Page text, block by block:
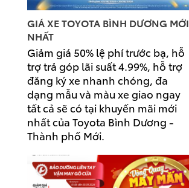
GIÁ XE TOYOTA BÌNH DƯƠNG MỚI
NHẤT
Giảm giá 50% lệ phí trước bạ, hỗ
trợ trả góp lãi suất 4.99%, hỗ trợ
đăng ký xe nhanh chóng, đa
dạng mẫu và màu xe giao ngay
tất cả sẽ có tại khuyến mãi mới
nhất của Toyota Bình Dương -
Thành phố Mới.